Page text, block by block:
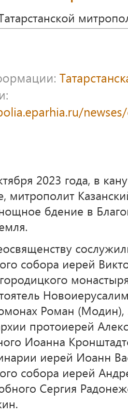
2023 года, в
митрополит
бдение в
собора иерей
Роман
протоиерей
Иоанна
иерей Иоанн
собора иерей
Сергия